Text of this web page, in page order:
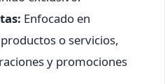
Enfocado en
o servicios,
y promociones